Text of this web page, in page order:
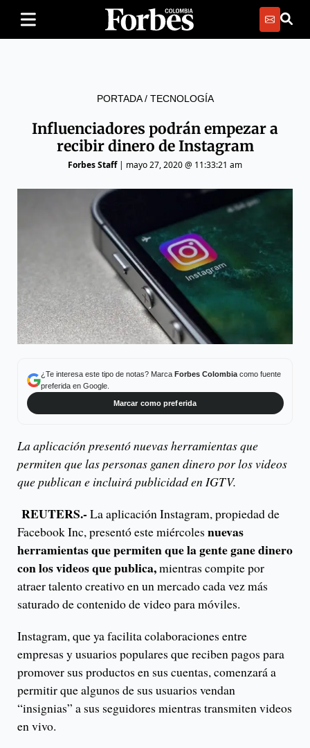
PORTADA/ TECNOLOGÍA
Influenciadores podrán empezar a
recibir dinero de Instagram
Forbes Staff| mayo 27, 2020 @ 11:33:21 am
¿Te interesa este tipo de notas? Marca Forbes Colombiacomo fuente
preferida en Google.
Marcar como preferida
La aplicación presentó nuevas herramientas que
permiten que las personas ganen dinero por los videos
que publican e incluirá publicidad en IGTV.
REUTERS.- La aplicación Instagram, propiedad de
Facebook Inc, presentó este miércoles nuevas
herramientas que permiten que la gente gane dinero
con los videos que publica,mientras compite por
atraer talento creativo en un mercado cada vez más
saturado de contenido de video para móviles.
Instagram, que ya facilita colaboraciones entre
empresas y usuarios populares que reciben pagos para
promover sus productos en sus cuentas, comenzará a
permitir que algunos de sus usuarios vendan
“insignias” a sus seguidores mientras transmiten videos
en vivo.